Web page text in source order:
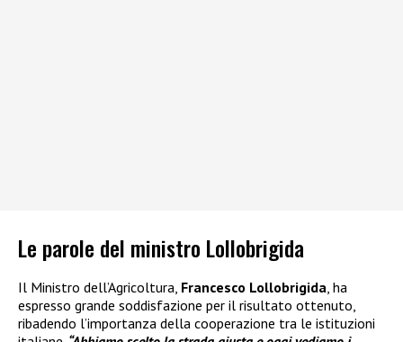
Le parole del ministro Lollobrigida
Il Ministro dell’Agricoltura, Francesco Lollobrigida , ha
espresso grande soddisfazione per il risultato ottenuto,
ribadendo l’importanza della cooperazione tra le istituzioni